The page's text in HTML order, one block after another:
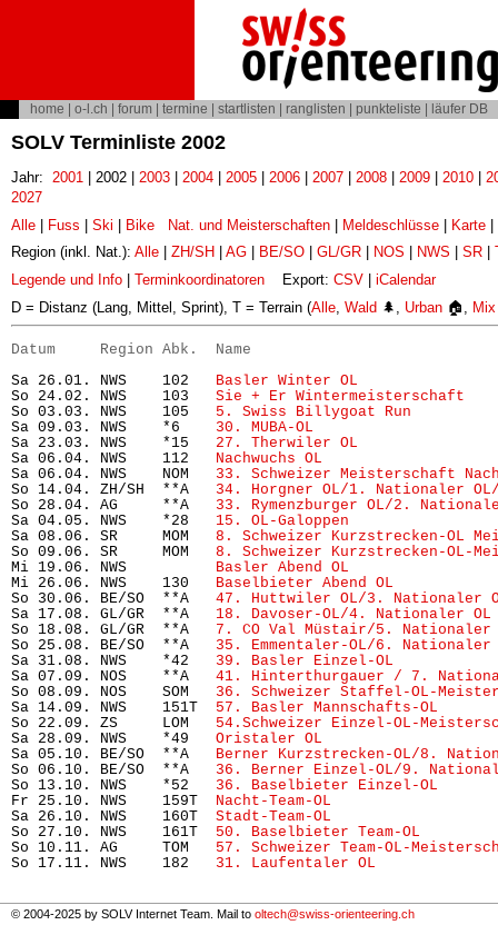
home o-l.ch forum termine startlisten ranglisten punkteliste läufer DB
SOLV Terminliste 2002
Jahr: 2001 | 2002 | 2003 2004 2005 2006 2007 2008 2009 2010
2027
Alle
Fuss Ski Bike Nat. und Meisterschaften Meldeschlüsse Karte
Region (inkl. Nat.): Alle ZH/SH AG BE/SO GL/GR NOS NWS SR
Legende und Info
Terminkoordinatoren Export: CSV
iCalendar
D = Distanz (Lang, Mittel, Sprint), T = Terrain (Alle Wald 🌲, Urban 🏠, Mix
Datum     Region Abk.  Name
Sa 26.01. NWS    102
Basler Winter OL
So 24.02. NWS    103 Sie + Er Wintermeisterschaft
So 03.03. NWS    105 5. Swiss Billygoat Run
Sa 09.03. NWS    *6 30. MUBA-OL
Sa 23.03. NWS    *15 27. Therwiler OL
Sa 06.04. NWS    112
Nachwuchs OL
Sa 06.04. NWS    NOM 33. Schweizer Meisterschaft
So 14.04. ZH/SH  **A 34. Horgner OL/1. Nationaler OL/
So 28.04. AG     **A 33. Rymenzburger OL/2.
Sa 04.05. NWS    *28 15. OL-Galoppen
Sa 08.06. SR     MOM 8. Schweizer Kurzstrecken-OL
So 09.06. SR     MOM 8. Schweizer Kurzstrecken-OL-
Mi 19.06. NWS
Basler Abend OL
Mi 26.06. NWS    130
Baselbieter Abend OL
So 30.06. BE/SO  **A 47. Huttwiler OL/3. Nationaler
Sa 17.08. GL/GR  **A 18. Davoser-OL/4. Nationaler OL
So 18.08. GL/GR  **A 7. CO Val Müstair/5. Nationaler
So 25.08. BE/SO  **A 35. Emmentaler-OL/6. Nationaler
Sa 31.08. NWS    *42 39. Basler Einzel-OL
Sa 07.09. NOS    **A 41. Hinterthurgauer / 7.
So 08.09. NOS    SOM 36. Schweizer Staffel-OL-
Sa 14.09. NWS    151T 57. Basler Mannschafts-OL
So 22.09. ZS     LOM 54.Schweizer Einzel-OL-
Sa 28.09. NWS    *49 Oristaler OL
Sa 05.10. BE/SO  **A
Berner Kurzstrecken-OL/8.
So 06.10. BE/SO  **A 36. Berner Einzel-OL/9.
So 13.10. NWS    *52 36. Baselbieter Einzel-OL
Fr 25.10. NWS    159T
Nacht-Team-OL
Sa 26.10. NWS    160T Stadt-Team-OL
So 27.10. NWS    161T 50. Baselbieter Team-OL
So 10.11. AG     TOM 57. Schweizer Team-OL-
So 17.11. NWS    182 31. Laufentaler OL
© 2004-2025 by SOLV Internet Team. Mail to oltech@swiss-orienteering.ch